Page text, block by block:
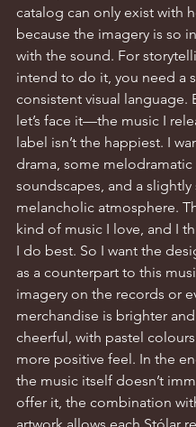
catalog can only exist with
because the imagery is so
with the sound. For
intend to do it, you need a
consistent visual language.
let’s face it—the music I
label isn’t the happiest. I
drama, some melodramatic
soundscapes, and a slightly
melancholic atmosphere.
kind of music I love, and I
I do best. So I want the
as a counterpart to this
imagery on the records or
merchandise is brighter
cheerful, with pastel
more positive feel. In the
the music itself doesn’t
offer it, the combination